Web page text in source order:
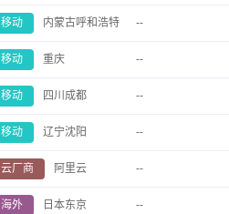
移动 内蒙古呼和浩特 --
移动 重庆 --
移动 四川成都 --
移动 辽宁沈阳 --
云厂商 阿里云 --
海外 日本东京 --